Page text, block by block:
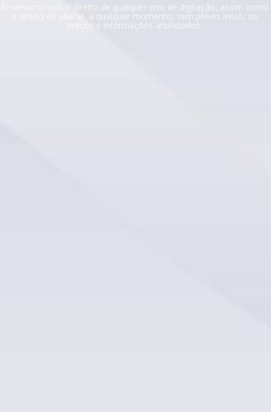
Reservamo-nos o direito de qualquer erro de digitação, assim como
o direito de alterar, a qualquer momento, sem prévio aviso, os
preços e informações anunciados.